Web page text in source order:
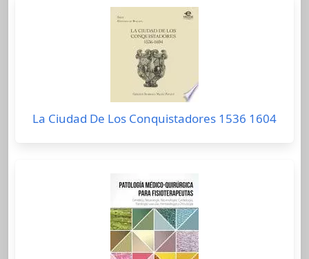
La Ciudad De Los Conquistadores 1536 1604